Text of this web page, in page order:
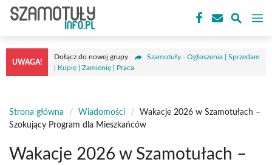
Przejdź
treści
UWAGA!
Dołącz do nowej grupy
Szamotuły - Ogłoszenia | Sprzedam
| Kupię | Zamienię | Praca
Strona główna / Wiadomości /
Wakacje 2026 w Szamotułach –
Szokujący Program dla Mieszkańców
Wakacje 2026 w Szamotułach –